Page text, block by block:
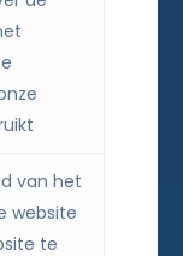
van het
website
te